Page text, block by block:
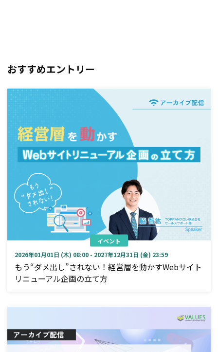
おすすめエントリー
イベント
2026年01月01日 (木) 08:00 - 2027年12月31日 (金) 23:59
もう“ダメ出し”されない！経営層を動かすWebサイト
リニューアル企画の立て方